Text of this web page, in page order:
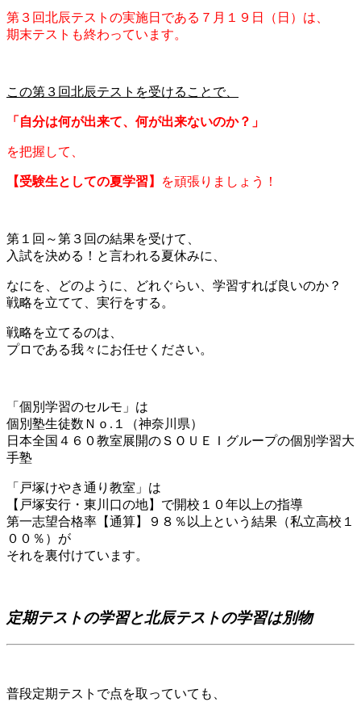
第３回北辰テストの実施日である７月１９日（日）は、
期末テストも終わっています。
この第３回北辰テストを受けることで、
「自分は何が出来て、何が出来ないのか？」
を把握して、
【受験生としての夏学習】 を頑張りましょう！
第１回～第３回の結果を受けて、
入試を決める！と言われる夏休みに、
なにを、どのように、どれぐらい、学習すれば良いのか？
戦略を立てて、実行をする。
戦略を立てるのは、
プロである我々にお任せください。
「個別学習のセルモ」は
個別塾生徒数Ｎｏ.１（神奈川県）
日本全国４６０教室展開のＳＯＵＥＩグループの個別学習大
手塾
「戸塚けやき通り教室」は
【戸塚安行・東川口の地】で開校１０年以上の指導
第一志望合格率【通算】９８％以上という結果（私立高校１
００％）が
それを裏付けています。
定期テストの学習と北辰テストの学習は別物
普段定期テストで点を取っていても、